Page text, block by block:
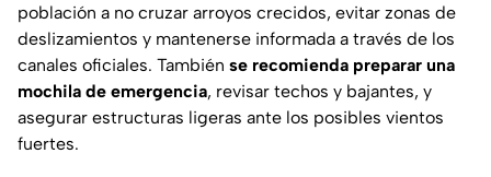
población a no cruzar arroyos crecidos, evitar zonas de
deslizamientos y mantenerse informada a través de los
canales oficiales. También se recomienda preparar una
mochila de emergencia, revisar techos y bajantes, y
asegurar estructuras ligeras ante los posibles vientos
fuertes.